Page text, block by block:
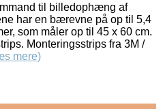
til billedophæng af
har en bærevne på op til 5,4
som måler op til 45 x 60 cm.
Monteringsstrips fra 3M /
mere)